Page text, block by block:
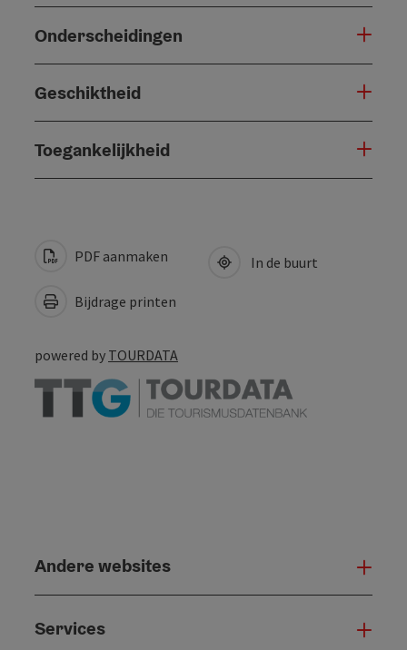
Onderscheidingen
Geschiktheid
Toegankelijkheid
PDF aanmaken
Bijdrage printen
In de buurt
powered by TOURDATA
Andere websites
Services